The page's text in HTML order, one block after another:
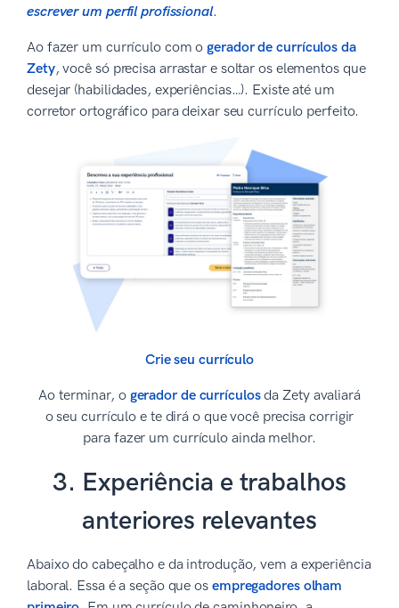
escrever um perfil profissional.
Ao fazer um currículo com ogerador de currículos da
Zety, você só precisa arrastar e soltar os elementos que
desejar (habilidades, experiências…). Existe até um
corretor ortográfico para deixar seu currículo perfeito.
Crie seu currículo
Ao terminar, o gerador de currículosda Zety avaliará
o seu currículo e te dirá o que você precisa corrigir
para fazer um currículo ainda melhor.
3. Experiência e trabalhos
anteriores relevantes
Abaixo do cabeçalho e da introdução, vem a experiência
laboral. Essa é a seção que os empregadores olham